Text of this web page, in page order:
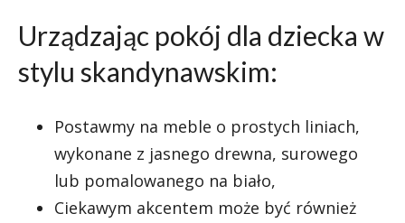
Urządzając pokój dla dziecka w
stylu skandynawskim:
Postawmy na meble o prostych liniach,
wykonane z jasnego drewna, surowego
lub pomalowanego na biało,
Ciekawym akcentem może być również